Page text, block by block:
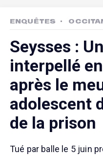
ENQUÊTES
Seysses :
interpellé
après le
adolescent
de la prison
Tué par balle le 5 juin